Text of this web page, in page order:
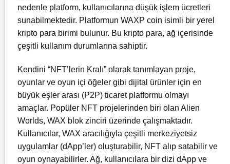
nedenle platform, kullanıcılarına düşük işlem ücretleri
sunabilmektedir. Platformun WAXP coin isimli bir yerel
kripto para birimi bulunur. Bu kripto para, ağ içerisinde
çeşitli kullanım durumlarına sahiptir.
Kendini “NFT’lerin Kralı” olarak tanımlayan proje,
oyunlar ve oyun içi öğeler gibi dijital ürünler için en
büyük eşler arası (P2P) ticaret platformu olmayı
amaçlar. Popüler NFT projelerinden biri olan Alien
Worlds, WAX blok zinciri üzerinde çalışmaktadır.
Kullanıcılar, WAX aracılığıyla çeşitli merkeziyetsiz
uygulamlar (dApp’ler) oluşturabilir, NFT alıp satabilir ve
oyun oynayabilirler. Ağ, kullanıcılara bir dizi dApp ve